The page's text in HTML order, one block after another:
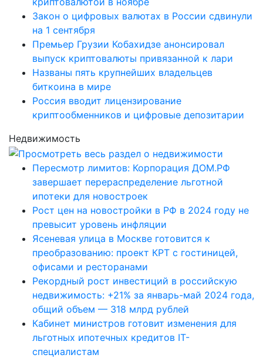
Закон о цифровых валютах в России сдвинули
на 1 сентября
Премьер Грузии Кобахидзе анонсировал
выпуск криптовалюты привязанной к лари
Названы пять крупнейших владельцев
биткоина в мире
Россия вводит лицензирование
криптообменников и цифровые депозитарии
Недвижимость
Пересмотр лимитов: Корпорация ДОМ.РФ
завершает перераспределение льготной
ипотеки для новостроек
Рост цен на новостройки в РФ в 2024 году не
превысит уровень инфляции
Ясеневая улица в Москве готовится к
преобразованию: проект КРТ с гостиницей,
офисами и ресторанами
Рекордный рост инвестиций в российскую
недвижимость: +21% за январь-май 2024 года,
общий объем — 318 млрд рублей
Кабинет министров готовит изменения для
льготных ипотечных кредитов IT-
специалистам